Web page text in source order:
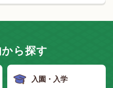
から探す
入園・入学